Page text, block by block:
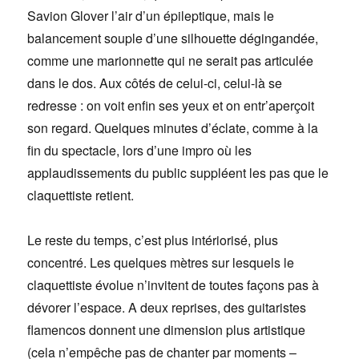
Savion Glover l’air d’un épileptique, mais le
balancement souple d’une silhouette dégingandée,
comme une marionnette qui ne serait pas articulée
dans le dos. Aux côtés de celui-ci, celui-là se
redresse : on voit enfin ses yeux et on entr’aperçoit
son regard. Quelques minutes d’éclate, comme à la
fin du spectacle, lors d’une impro où les
applaudissements du public suppléent les pas que le
claquettiste retient.
Le reste du temps, c’est plus intériorisé, plus
concentré. Les quelques mètres sur lesquels le
claquettiste évolue n’invitent de toutes façons pas à
dévorer l’espace. A deux reprises, des guitaristes
flamencos donnent une dimension plus artistique
(cela n’empêche pas de chanter par moments –